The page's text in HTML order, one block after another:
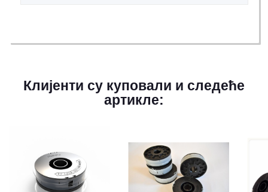
Клијенти су куповали и следеће
артикле: